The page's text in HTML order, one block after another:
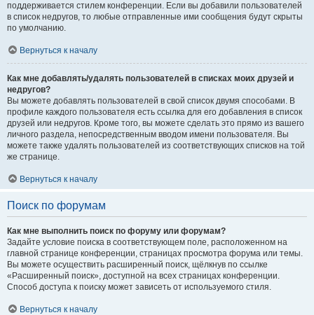
поддерживается стилем конференции. Если вы добавили пользователей
в список недругов, то любые отправленные ими сообщения будут скрыты
по умолчанию.
Вернуться к началу
Как мне добавлять/удалять пользователей в списках моих друзей и
недругов?
Вы можете добавлять пользователей в свой список двумя способами. В
профиле каждого пользователя есть ссылка для его добавления в список
друзей или недругов. Кроме того, вы можете сделать это прямо из вашего
личного раздела, непосредственным вводом имени пользователя. Вы
можете также удалять пользователей из соответствующих списков на той
же странице.
Вернуться к началу
Поиск по форумам
Как мне выполнить поиск по форуму или форумам?
Задайте условие поиска в соответствующем поле, расположенном на
главной странице конференции, страницах просмотра форума или темы.
Вы можете осуществить расширенный поиск, щёлкнув по ссылке
«Расширенный поиск», доступной на всех страницах конференции.
Способ доступа к поиску может зависеть от используемого стиля.
Вернуться к началу